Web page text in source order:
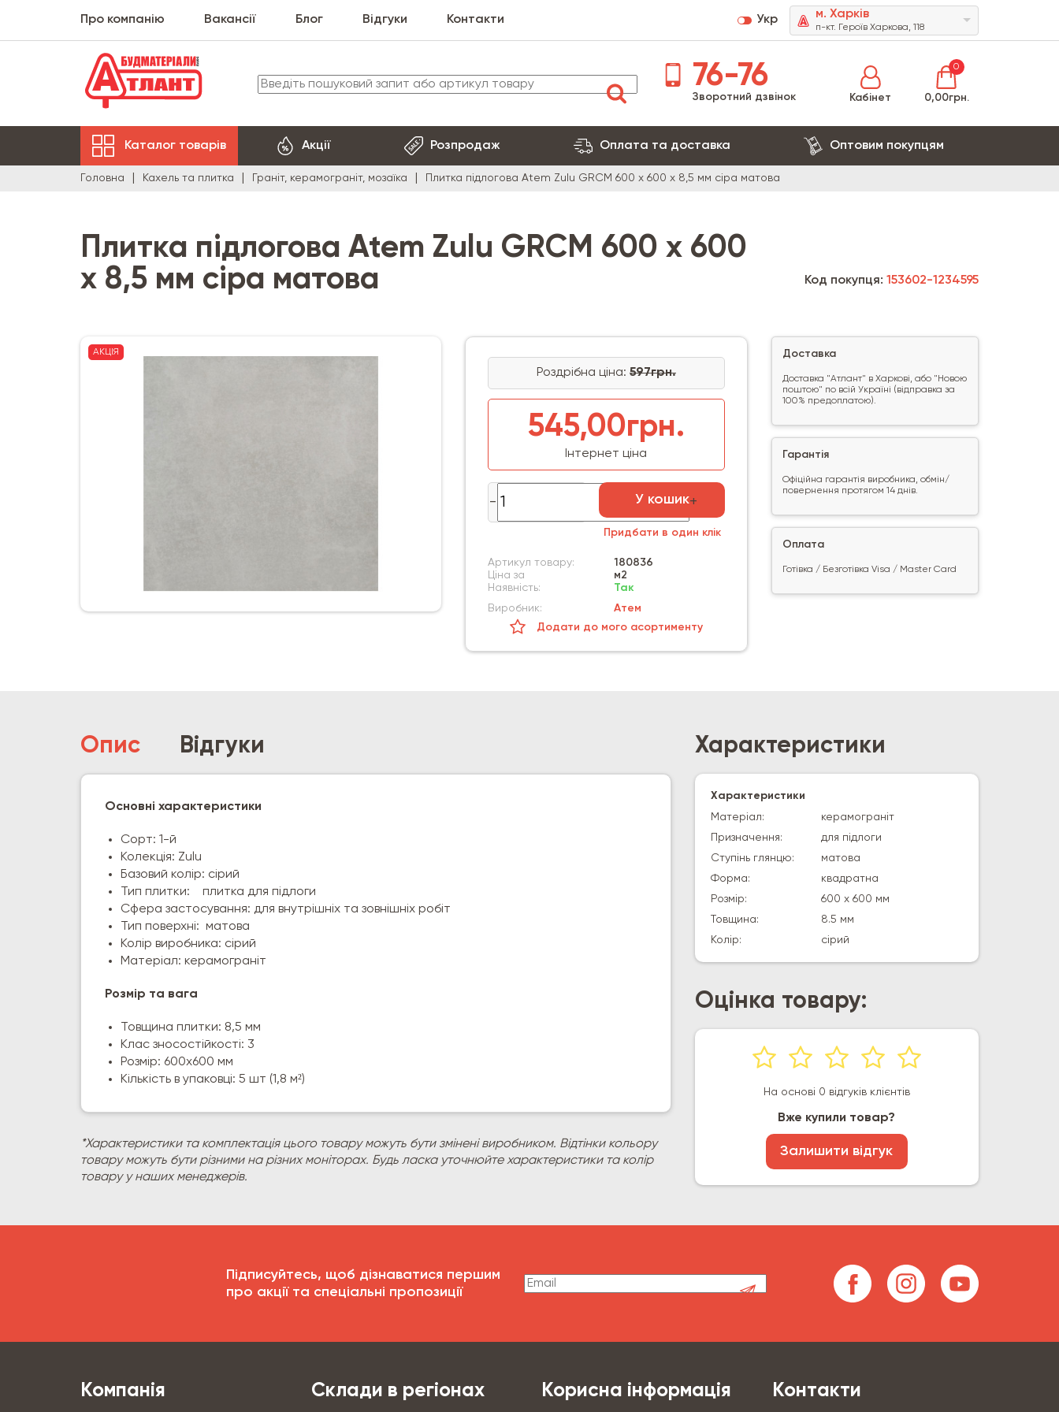
Про компанію Вакансії Блог Відгуки Контакти Укр м. Харків
п-кт. Героїв Харкова, 118
76-76
Зворотний дзвінок Кабінет
0
0,00грн.
Каталог товарів Акції Розпродаж Оплата та доставка Оптовим покупцям
Головна Кахель та плитка Граніт, керамограніт, мозаїка Плитка підлогова Atem Zulu GRCM 600 x 600 x 8,5 мм сіра матова
Плитка підлогова Atem Zulu GRCM 600 x 600
x 8,5 мм сіра матова
АКЦІЯ
Роздрібна ціна: 597грн.
545,00грн.
Інтернет ціна
У кошик
Придбати в один клік
Артикул товару:
180836
Ціна за
м2
Наявність:
Так
Виробник:
Атем
Додати до мого асортименту
Код покупця: 153602-1234595
Доставка
Доставка "Атлант" в Харкові, або "Новою
поштою" по всій Україні (відправка за
100% предоплатою).
Гарантія
Офіційна гарантія виробника, обмін/
повернення протягом 14 днів.
Оплата
Готівка / Безготівка Visa / Master Card
Опис Відгуки
Основні характеристики
Сорт: 1-й
Колекція: Zulu
Базовий колір: сірий
Тип плитки: плитка для підлоги
Сфера застосування: для внутрішніх та зовнішніх робіт
Тип поверхні: матова
Колір виробника: сірий
Матеріал: керамограніт
Розмір та вага
Товщина плитки: 8,5 мм
Клас зносостійкості: 3
Розмір: 600х600 мм
Кількість в упаковці: 5 шт (1,8 м²)
*Характеристики та комплектація цього товару можуть бути змінені виробником. Відтінки кольору
товару можуть бути різними на різних моніторах. Будь ласка уточнюйте характеристики та колір
товару у наших менеджерів.
Характеристики
Характеристики
Матеріал:
керамограніт
Призначення:
для підлоги
Ступінь глянцю:
матова
Форма:
квадратна
Розмір:
600 х 600 мм
Товщина:
8.5 мм
Колір:
сірий
Оцінка товару:
На основі 0 відгуків клієнтів
Вже купили товар?
Залишити відгук
Підписуйтесь, щоб дізнаватися першим
про акції та спеціальні пропозиції
Компанія Склади в регіонах Корисна інформація Контакти